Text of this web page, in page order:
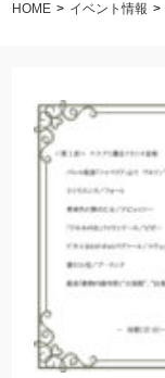
HOME イベント情報